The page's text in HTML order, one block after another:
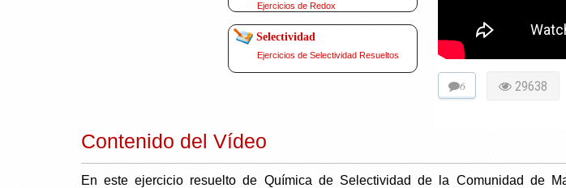
Ejercicios de Redox
Selectividad
Ejercicios de Selectividad Resueltos
6 29638
Contenido del Vídeo
En este ejercicio resuelto de Química de Selectividad de la Comunidad de